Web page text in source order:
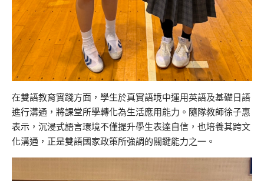
在雙語教育實踐方面，學生於真實語境中運用英語及基礎日語
進行溝通，將課堂所學轉化為生活應用能力。隨隊教師徐子惠
表示，沉浸式語言環境不僅提升學生表達自信，也培養其跨文
化溝通，正是雙語國家政策所強調的關鍵能力之一。